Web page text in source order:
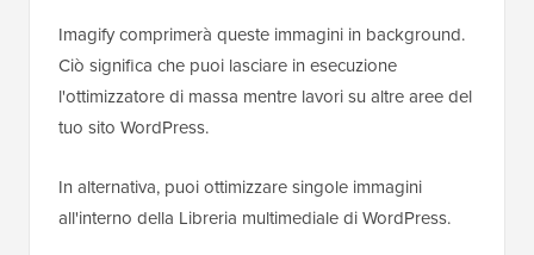
Imagify comprimerà queste immagini in background.
Ciò significa che puoi lasciare in esecuzione
l'ottimizzatore di massa mentre lavori su altre aree del
tuo sito WordPress.
In alternativa, puoi ottimizzare singole immagini
all'interno della Libreria multimediale di WordPress.